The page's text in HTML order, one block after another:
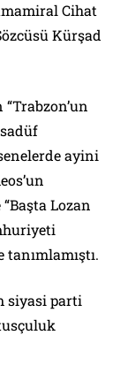
Cihat
Kürşad
ayini
Lozan
siyasi parti